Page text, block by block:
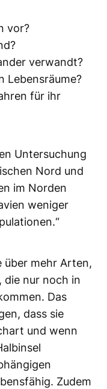
vor?
verwandt?
Lebensräume?
für ihr
Untersuchung
Nord und
im Norden
weniger
über mehr Arten,
die nur noch in
Das
dass sie
und wenn
Zudem